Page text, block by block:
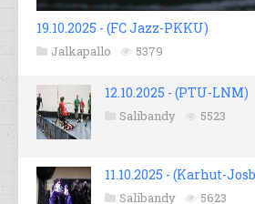
19.10.2025 - (FC Jazz-PKKU)
Jalkapallo 5379
12.10.2025 - (PTU-LNM)
Salibandy 5523
11.10.2025 - (Karhut-
Salibandy 5623